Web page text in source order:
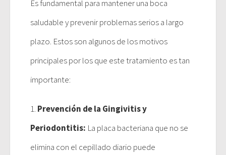
Es fundamental para mantener una boca
saludable y prevenir problemas serios a largo
plazo. Estos son algunos de los motivos
principales por los que este tratamiento es tan
importante:
1. Prevención de la Gingivitis y
Periodontitis: La placa bacteriana que no se
elimina con el cepillado diario puede